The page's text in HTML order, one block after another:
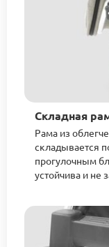
Складная
Рама из
складывается
прогулочным
устойчива и не